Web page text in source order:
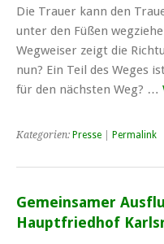
Die Trauer kann den
unter den Füßen
Wegweiser zeigt die
nun? Ein Teil des Weges
für den nächsten Weg? …
Kategorien: Presse Permalink
Gemeinsamer
Hauptfriedhof